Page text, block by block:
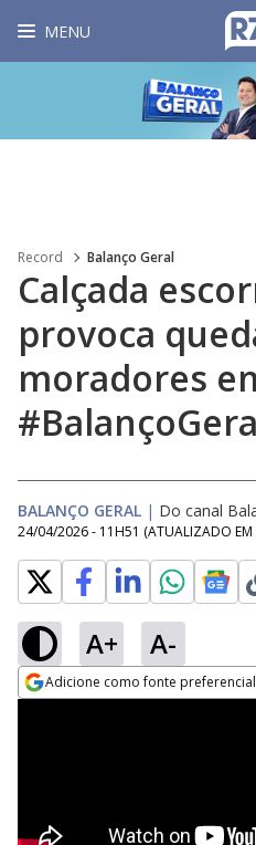
MENU
Record Balanço Geral
Calçada
provoca
moradores
BALANÇO GERAL | Do canal
24/04/2026 - 11H51 (ATUALIZADO EM
A+ A-
Adicione como fonte